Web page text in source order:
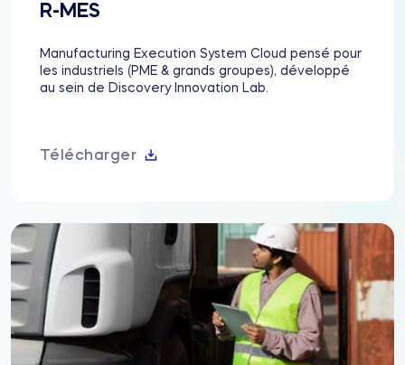
R-MES
Manufacturing Execution System Cloud pensé pour
les industriels (PME & grands groupes), développé
au sein de Discovery Innovation Lab.
Télécharger